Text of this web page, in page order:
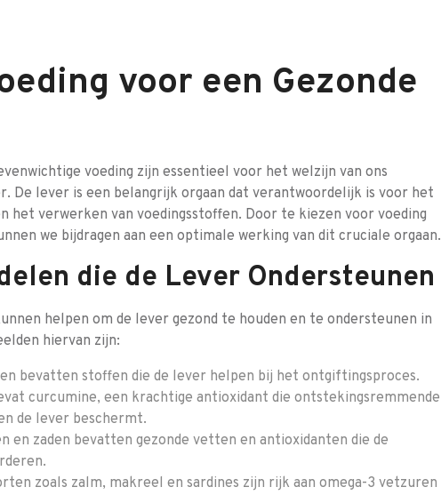
voor een Gezonde
voeding zijn essentieel voor het welzijn van ons
De lever is een belangrijk orgaan dat verantwoordelijk is voor het
het verwerken van voedingsstoffen. Door te kiezen voor voeding
we bijdragen aan een optimale werking van dit cruciale orgaan.
die de Lever Ondersteunen
helpen om de lever gezond te houden en te ondersteunen in
hiervan zijn:
bevatten stoffen die de lever helpen bij het ontgiftingsproces.
curcumine, een krachtige antioxidant die ontstekingsremmende
de lever beschermt.
en zaden bevatten gezonde vetten en antioxidanten die de
zoals zalm, makreel en sardines zijn rijk aan omega-3 vetzuren